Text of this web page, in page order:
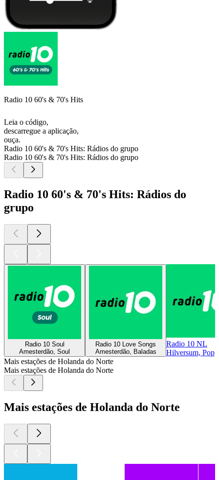
Radio 10 60's & 70's Hits
Leia o código,
descarregue a aplicação,
ouça.
Radio 10 60's & 70's Hits: Rádios do grupo
Radio 10 60's & 70's Hits: Rádios do grupo
Radio 10 60's & 70's Hits: Rádios do
grupo
Radio 10 Soul
Amesterdão, Soul
Radio 10 Love Songs
Amesterdão, Baladas
Radio 10 NL
Hilversum, Pop
Mais estações de Holanda do Norte
Mais estações de Holanda do Norte
Mais estações de Holanda do Norte